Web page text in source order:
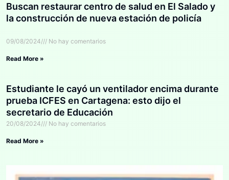
Buscan restaurar centro de salud en El Salado y
la construcción de nueva estación de policía
09/08/2024 No hay comentarios
Read More »
Estudiante le cayó un ventilador encima durante
prueba ICFES en Cartagena: esto dijo el
secretario de Educación
20/08/2024 No hay comentarios
Read More »